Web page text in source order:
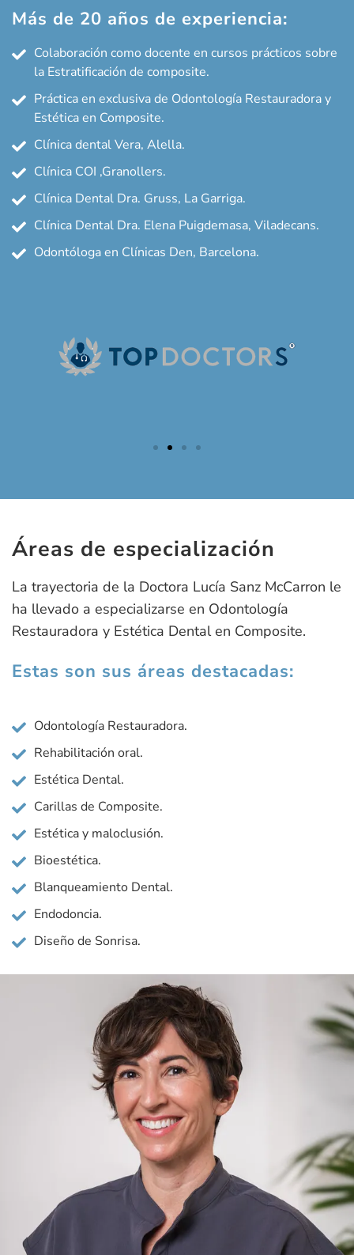
Más de 20 años de experiencia:
Colaboración como docente en cursos prácticos sobre
la Estratificación de composite.
Práctica en exclusiva de Odontología Restauradora y
Estética en Composite.
Clínica dental Vera, Alella.
Clínica COI ,Granollers.
Clínica Dental Dra. Gruss, La Garriga.
Clínica Dental Dra. Elena Puigdemasa, Viladecans.
Odontóloga en Clínicas Den, Barcelona.
Áreas de especialización
La trayectoria de la Doctora Lucía Sanz McCarron le
ha llevado a especializarse en Odontología
Restauradora y Estética Dental en Composite.
Estas son sus áreas destacadas:
Odontología Restauradora.
Rehabilitación oral.
Estética Dental.
Carillas de Composite.
Estética y maloclusión.
Bioestética.
Blanqueamiento Dental.
Endodoncia.
Diseño de Sonrisa.